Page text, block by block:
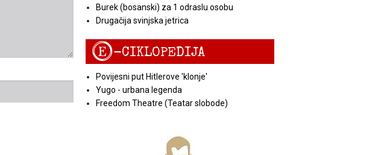
Burek (bosanski) za 1 odraslu osobu
Drugačija svinjska jetrica
E-CIKLOPEDIJA
Povijesni put Hitlerove 'klonje'
Yugo - urbana legenda
Freedom Theatre (Teatar slobode)